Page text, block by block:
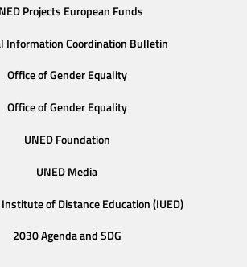
Projects European Funds
Information Coordination Bulletin
Office of Gender Equality
Office of Gender Equality
UNED Foundation
UNED Media
of Distance Education (IUED)
2030 Agenda and SDG